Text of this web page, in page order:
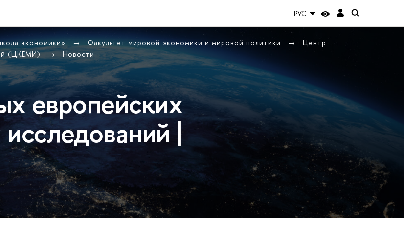
РУС
экономики» Факультет мировой экономики и мировой политики
Центр
(ЦКЕМИ)
Новости
европейских
|